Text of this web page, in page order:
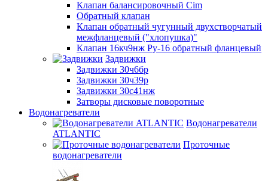
Клапан балансировочный Cim
Обратный клапан
Клапан обратный чугунный двухстворчатый
межфланцевый ("хлопушка)"
Клапан 16кч9нж Ру-16 обратный фланцевый
Задвижки
Задвижки 30ч6бр
Задвижки 30ч39р
Задвижки 30с41нж
Затворы дисковые поворотные
Водонагреватели
Водонагреватели
ATLANTIC
Проточные
водонагреватели